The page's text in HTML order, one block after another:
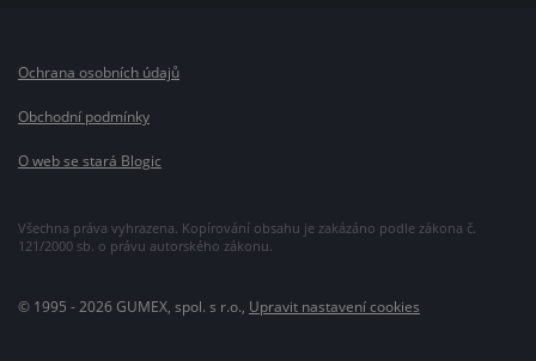
Všechna práva vyhrazena. Kopírování obsahu je zakázáno podle zákona č.
121/2000 sb. o právu autorského zákonu.
Ochrana osobních údajů
Obchodní podmínky
O web se stará Blogic
© 1995 - 2026 GUMEX, spol. s r.o., Upravit nastavení cookies